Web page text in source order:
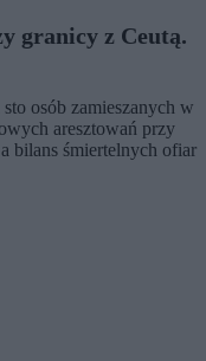
granicy z Ceutą.
osób zamieszanych w
aresztowań przy
bilans śmiertelnych ofiar